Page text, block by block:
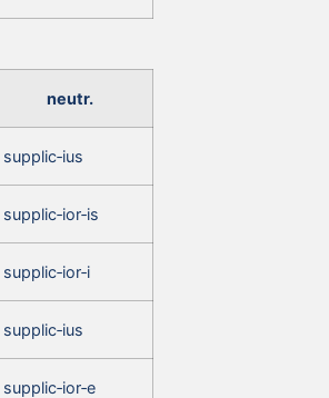
neutr.
supplic‑ius
supplic‑ior‑is
supplic‑ior‑i
supplic‑ius
supplic‑ior‑e